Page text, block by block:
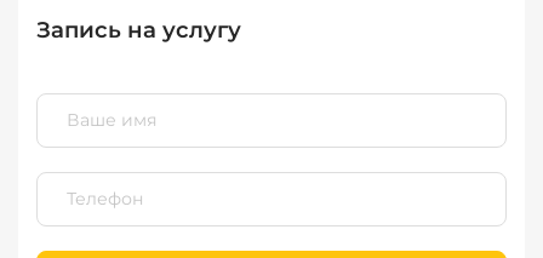
Запись на услугу